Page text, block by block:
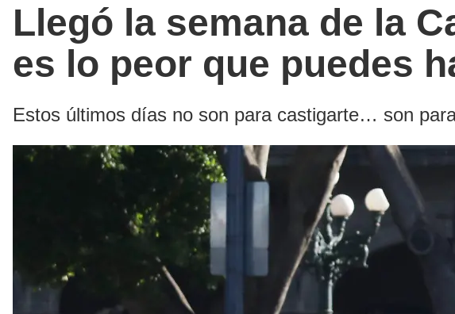
Llegó la semana de la
es lo peor que puedes
Estos últimos días no son para castigarte… son